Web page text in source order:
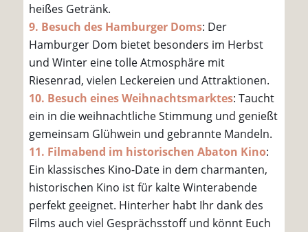
heißes Getränk.
9. Besuch des Hamburger Doms: Der
Hamburger Dom bietet besonders im Herbst
und Winter eine tolle Atmosphäre mit
Riesenrad, vielen Leckereien und Attraktionen.
10. Besuch eines Weihnachtsmarktes: Taucht
ein in die weihnachtliche Stimmung und genießt
gemeinsam Glühwein und gebrannte Mandeln.
11. Filmabend im historischen Abaton Kino:
Ein klassisches Kino-Date in dem charmanten,
historischen Kino ist für kalte Winterabende
perfekt geeignet. Hinterher habt Ihr dank des
Films auch viel Gesprächsstoff und könnt Euch